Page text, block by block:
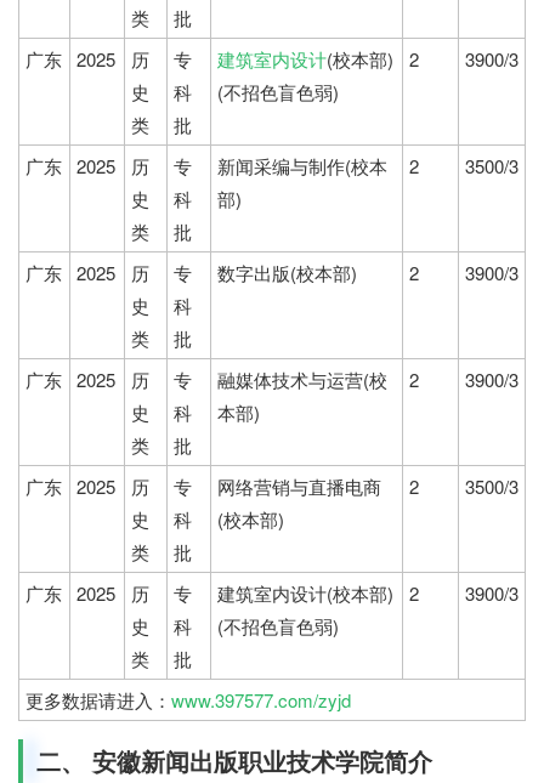
类
批
广东 2025
历
史
类
专
科
批
建筑室内设计(校本部)
(不招色盲色弱)
2 3900/3
广东 2025
历
史
类
专
科
批
新闻采编与制作(校本
部)
2 3500/3
广东 2025
历
史
类
专
科
批
数字出版(校本部) 2 3900/3
广东 2025
历
史
类
专
科
批
融媒体技术与运营(校
本部)
2 3900/3
广东 2025
历
史
类
专
科
批
网络营销与直播电商
(校本部)
2 3500/3
广东 2025
历
史
类
专
科
批
建筑室内设计(校本部)
(不招色盲色弱)
2 3900/3
更多数据请进入： www.397577.com/zyjd
二、 安徽新闻出版职业技术学院简介